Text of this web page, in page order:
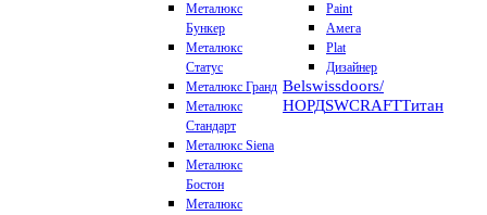
Металюкс
Бункер
Металюкс
Статус
Металюкс Гранд
Металюкс
Стандарт
Металюкс Siena
Металюкс
Бостон
Металюкс
Paint
Амега
Plat
Дизайнер
Belswissdoors/
НОРДSWCRAFTТитан